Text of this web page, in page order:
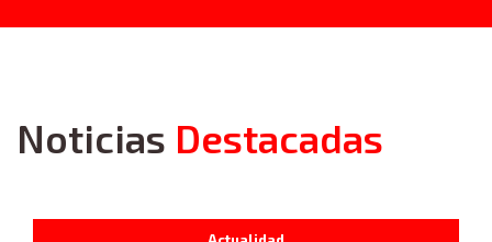
Noticias Destacadas